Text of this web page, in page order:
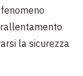
la sicurezza